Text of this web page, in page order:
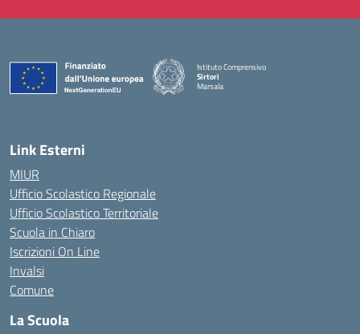
Istituto Comprensivo
Sirtori
Marsala
Link Esterni
MIUR
Ufficio Scolastico Regionale
Ufficio Scolastico Territoriale
Scuola in Chiaro
Iscrizioni On Line
Invalsi
Comune
La Scuola